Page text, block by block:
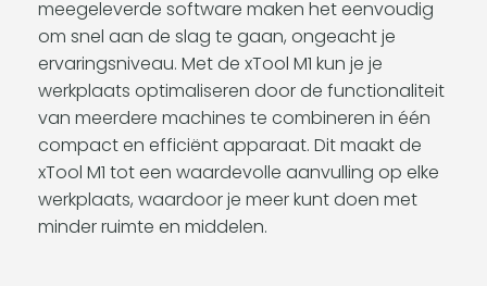
meegeleverde software maken het eenvoudig
om snel aan de slag te gaan, ongeacht je
ervaringsniveau. Met de xTool M1 kun je je
werkplaats optimaliseren door de functionaliteit
van meerdere machines te combineren in één
compact en efficiënt apparaat. Dit maakt de
xTool M1 tot een waardevolle aanvulling op elke
werkplaats, waardoor je meer kunt doen met
minder ruimte en middelen.